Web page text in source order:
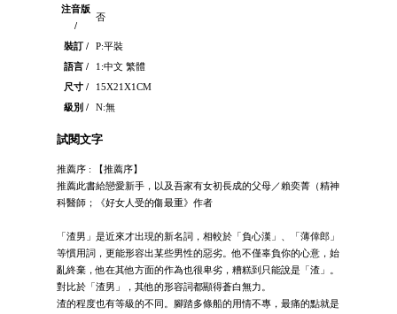
注音版
/
否
裝訂 /
P:平裝
語言 /
1:中文 繁體
尺寸 /
15X21X1CM
級別 /
N:無
試閱文字
推薦序 : 【推薦序】
推薦此書給戀愛新手，以及吾家有女初長成的父母／賴奕菁（精神
科醫師；《好女人受的傷最重》作者
「渣男」是近來才出現的新名詞，相較於「負心漢」、「薄倖郎」
等慣用詞，更能形容出某些男性的惡劣。他不僅辜負你的心意，始
亂終棄，他在其他方面的作為也很卑劣，糟糕到只能說是「渣」。
對比於「渣男」，其他的形容詞都顯得蒼白無力。
渣的程度也有等級的不同。腳踏多條船的用情不專，最痛的點就是